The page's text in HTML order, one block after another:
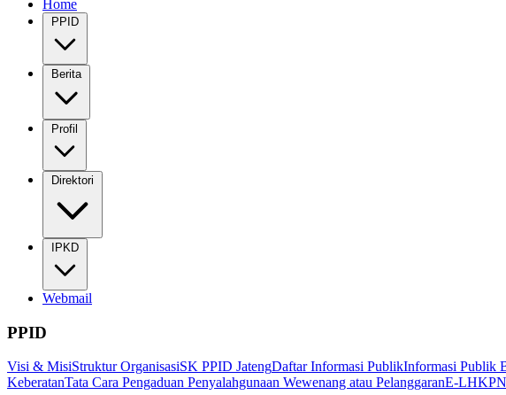
Home
PPID
Berita
Profil
Direktori
IPKD
Webmail
PPID
Visi & MisiStruktur OrganisasiSK PPID JatengDaftar Informasi PublikInformasi Publik
KeberatanTata Cara Pengaduan Penyalahgunaan Wewenang atau PelanggaranE-LHKPN